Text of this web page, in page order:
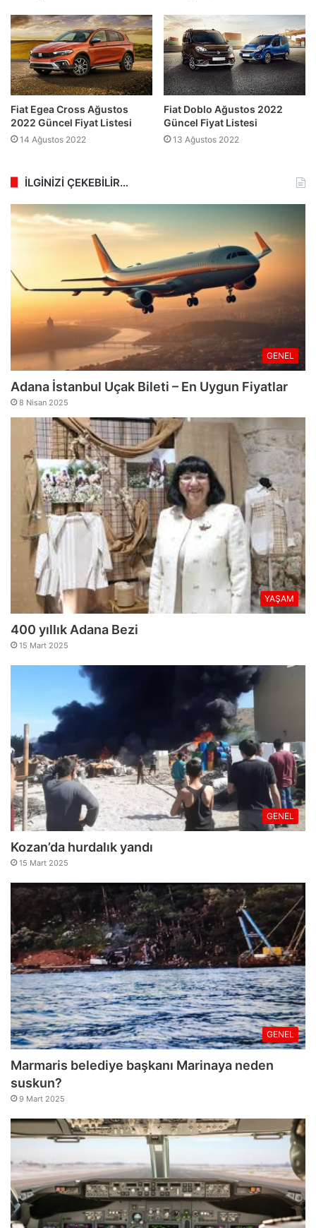
Fiat Egea Cross Ağustos
2022 Güncel Fiyat Listesi
14 Ağustos 2022
Fiat Doblo Ağustos 2022
Güncel Fiyat Listesi
13 Ağustos 2022
İLGİNİZİ ÇEKEBİLİR…
GENEL
Adana İstanbul Uçak Bileti – En Uygun Fiyatlar
8 Nisan 2025
YAŞAM
400 yıllık Adana Bezi
15 Mart 2025
GENEL
Kozan’da hurdalık yandı
15 Mart 2025
GENEL
Marmaris belediye başkanı Marinaya neden
suskun?
9 Mart 2025